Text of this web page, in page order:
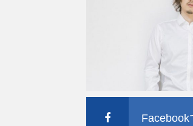
Facebook